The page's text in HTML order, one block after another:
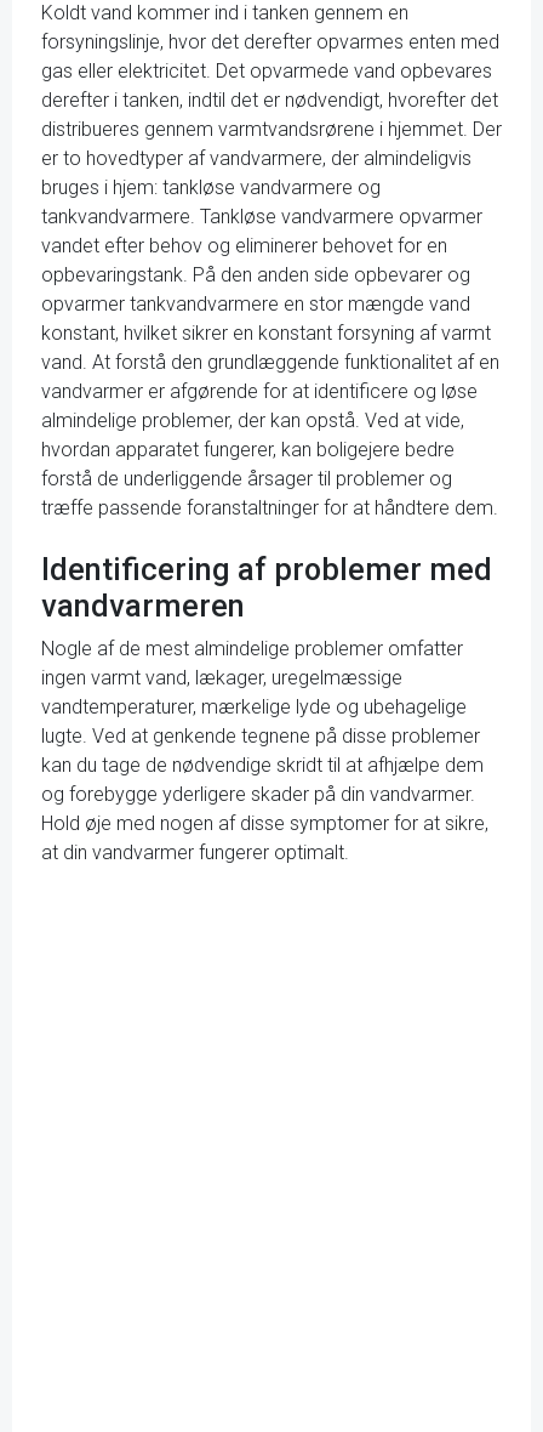
Koldt vand kommer ind i tanken gennem en
forsyningslinje, hvor det derefter opvarmes enten med
gas eller elektricitet. Det opvarmede vand opbevares
derefter i tanken, indtil det er nødvendigt, hvorefter det
distribueres gennem varmtvandsrørene i hjemmet. Der
er to hovedtyper af vandvarmere, der almindeligvis
bruges i hjem: tankløse vandvarmere og
tankvandvarmere. Tankløse vandvarmere opvarmer
vandet efter behov og eliminerer behovet for en
opbevaringstank. På den anden side opbevarer og
opvarmer tankvandvarmere en stor mængde vand
konstant, hvilket sikrer en konstant forsyning af varmt
vand. At forstå den grundlæggende funktionalitet af en
vandvarmer er afgørende for at identificere og løse
almindelige problemer, der kan opstå. Ved at vide,
hvordan apparatet fungerer, kan boligejere bedre
forstå de underliggende årsager til problemer og
træffe passende foranstaltninger for at håndtere dem.
Identificering af problemer med
vandvarmeren
Nogle af de mest almindelige problemer omfatter
ingen varmt vand, lækager, uregelmæssige
vandtemperaturer, mærkelige lyde og ubehagelige
lugte. Ved at genkende tegnene på disse problemer
kan du tage de nødvendige skridt til at afhjælpe dem
og forebygge yderligere skader på din vandvarmer.
Hold øje med nogen af disse symptomer for at sikre,
at din vandvarmer fungerer optimalt.